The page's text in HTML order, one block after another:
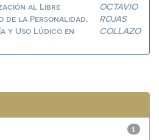
al Libre
de la Personalidad,
y Uso Lúdico en
OCTAVIO
ROJAS
COLLAZO
1